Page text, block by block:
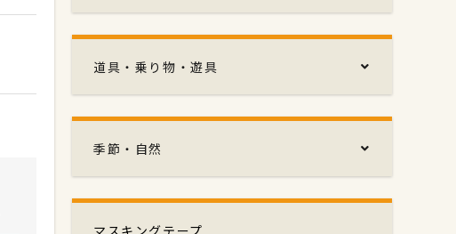
道具・乗り物・遊具
季節・自然